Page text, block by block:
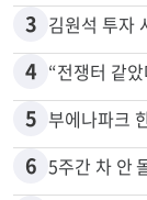
2 “로또, 이 번
3 김원석 투자
4 “전쟁터 같
5 부에나파크